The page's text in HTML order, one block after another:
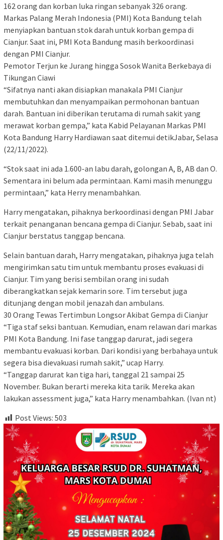
162 orang dan korban luka ringan sebanyak 326 orang.
Markas Palang Merah Indonesia (PMI) Kota Bandung telah
menyiapkan bantuan stok darah untuk korban gempa di
Cianjur. Saat ini, PMI Kota Bandung masih berkoordinasi
dengan PMI Cianjur.
Pemotor Terjun ke Jurang hingga Sosok Wanita Berkebaya di
Tikungan Ciawi
“Sifatnya nanti akan disiapkan manakala PMI Cianjur
membutuhkan dan menyampaikan permohonan bantuan
darah. Bantuan ini diberikan terutama di rumah sakit yang
merawat korban gempa,” kata Kabid Pelayanan Markas PMI
Kota Bandung Harry Hardiawan saat ditemui detikJabar, Selasa
(22/11/2022).
“Stok saat ini ada 1.600-an labu darah, golongan A, B, AB dan O.
Sementara ini belum ada permintaan. Kami masih menunggu
permintaan,” kata Herry menambahkan.
Harry mengatakan, pihaknya berkoordinasi dengan PMI Jabar
terkait penanganan bencana gempa di Cianjur. Sebab, saat ini
Cianjur berstatus tanggap bencana.
Selain bantuan darah, Harry mengatakan, pihaknya juga telah
mengirimkan satu tim untuk membantu proses evakuasi di
Cianjur. Tim yang berisi sembilan orang ini sudah
diberangkatkan sejak kemarin sore. Tim tersebut juga
ditunjang dengan mobil jenazah dan ambulans.
30 Orang Tewas Tertimbun Longsor Akibat Gempa di Cianjur
“Tiga staf seksi bantuan. Kemudian, enam relawan dari markas
PMI Kota Bandung. Ini fase tanggap darurat, jadi segera
membantu evakuasi korban. Dari kondisi yang berbahaya untuk
segera bisa dievakuasi rumah sakit,” ucap Harry.
“Tanggap darurat kan tiga hari, tanggal 21 sampai 25
November. Bukan berarti mereka kita tarik. Mereka akan
lakukan assessment juga,” kata Harry menambahkan. (Ivan nt)
Post Views: 503